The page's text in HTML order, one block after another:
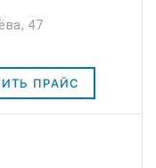
47
ПРАЙС